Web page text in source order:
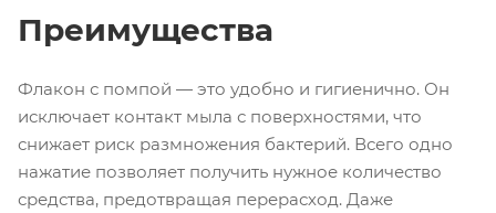
Преимущества
Флакон с помпой — это удобно и гигиенично. Он
исключает контакт мыла с поверхностями, что
снижает риск размножения бактерий. Всего одно
нажатие позволяет получить нужное количество
средства, предотвращая перерасход. Даже